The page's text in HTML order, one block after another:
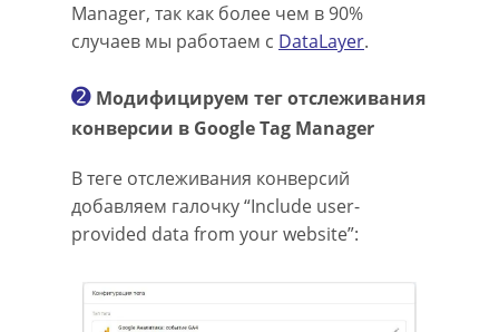
Manager, так как более чем в 90%
случаев мы работаем с DataLayer.
➋ Модифицируем тег отслеживания
конверсии в Google Tag Manager
В теге отслеживания конверсий
добавляем галочку “Include user-
provided data from your website”: